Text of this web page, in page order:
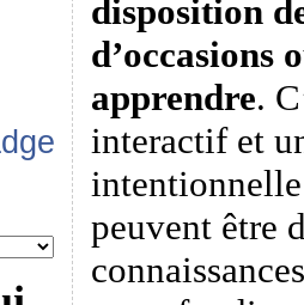
disposition
d’occasions
apprendre.
interactif et
peuvent être